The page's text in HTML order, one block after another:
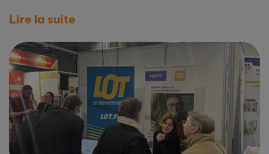
Lire la suite